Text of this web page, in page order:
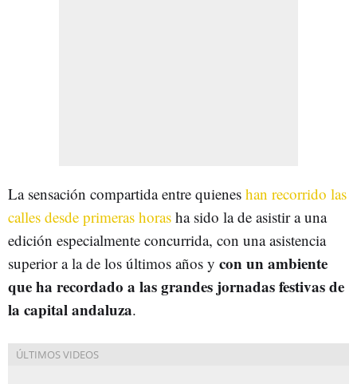
La sensación compartida entre quienes han recorrido las
calles desde primeras horas ha sido la de asistir a una
edición especialmente concurrida, con una asistencia
superior a la de los últimos años y con un ambiente
que ha recordado a las grandes jornadas festivas de
la capital andaluza.